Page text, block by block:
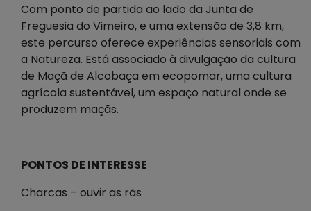
Com ponto de partida ao lado da Junta de
Freguesia do Vimeiro, e uma extensão de 3,8 km,
este percurso oferece experiências sensoriais com
a Natureza. Está associado à divulgação da cultura
de Maçã de Alcobaça em ecopomar, uma cultura
agrícola sustentável, um espaço natural onde se
produzem maçãs.
PONTOS DE INTERESSE
Charcas – ouvir as rãs